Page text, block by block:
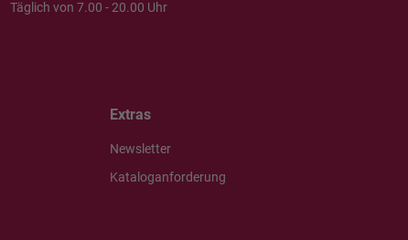
Täglich von 7.00 - 20.00 Uhr
Extras
Newsletter
Kataloganforderung